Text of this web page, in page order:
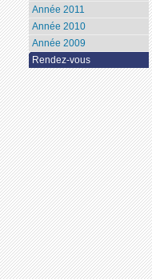
Année 2011
Année 2010
Année 2009
Rendez-vous